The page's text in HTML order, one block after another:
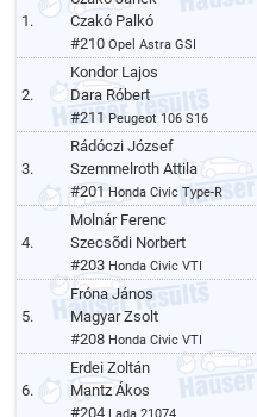
1.
Czakó Palkó
#210Opel Astra GSI
2.
Kondor Lajos
Dara Róbert
#211 Peugeot 106 S16
3.
Rádóczi József
Szemmelroth Attila
#201Honda Civic Type-R
4.
Molnár Ferenc
Szecsõdi Norbert
#203 Honda Civic VTI
5.
Fróna János
Magyar Zsolt
#208 Honda Civic VTI
6.
Erdei Zoltán
Mantz Ákos
#204